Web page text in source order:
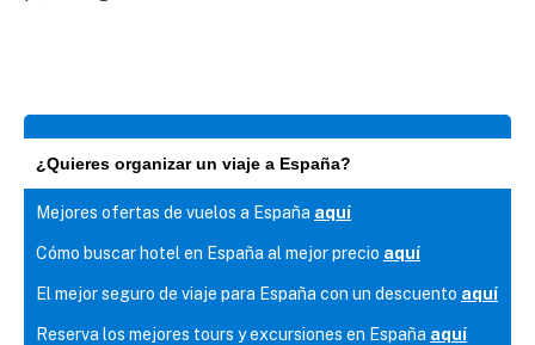
¿Quieres organizar un viaje a España?
Mejores ofertas de vuelos a España aquí
Cómo buscar hotel en España al mejor precio aquí
El mejor seguro de viaje para España con un descuento aquí
Reserva los mejores tours y excursiones en España aquí